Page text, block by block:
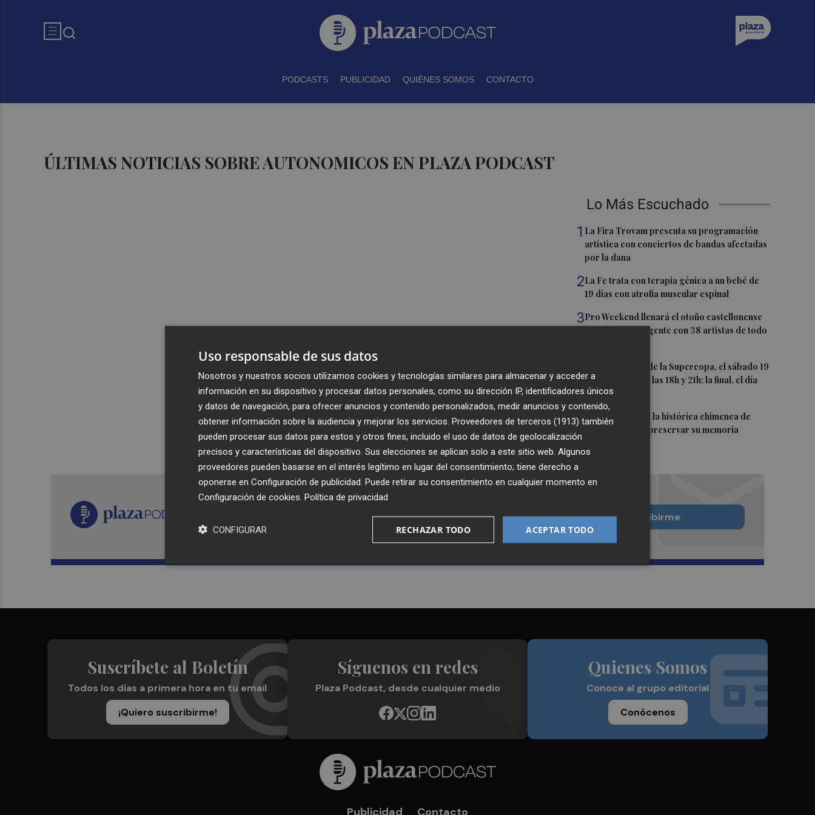
PODCASTS PUBLICIDAD QUIÉNES SOMOS CONTACTO
ÚLTIMAS NOTICIAS SOBRE AUTONOMICOS EN PLAZA PODCAST
Lo Más Escuchado
1 La Fira Trovam presenta su programación
artística con conciertos de bandas afectadas
por la dana
2La Fe trata con terapia génica a un bebé de
19 días con atrofia muscular espinal
3Pro Weekend llenará el otoño castellonense
de música emergente con 38 artistas de todo
Las semifinales de la Supercopa, el sábado 19
de septiembre a las 18h y 21h; la final, el día
20 a las 19h
5 Murcia restaura la histórica chimenea de
Algezares para preservar su memoria
Recibe toda la actualidad de
Plaza Podcast en tu correo
Quiero suscribirme
Suscríbete al Boletín
Todos los días a primera hora en tu email
¡Quiero suscribirme!
Síguenos en redes
Plaza Podcast, desde cualquier medio
Quienes Somos
Conoce al grupo editorial
Conócenos
Publicidad Contacto
Uso responsable de sus datos
Nosotros y nuestros socios utilizamos cookies y tecnologías similares para almacenar y acceder a
información en su dispositivo y procesar datos personales, como su dirección IP, identificadores únicos
y datos de navegación, para ofrecer anuncios y contenido personalizados, medir anuncios y contenido,
obtener información sobre la audiencia y mejorar los servicios. Proveedores de terceros (1913) también
pueden procesar sus datos para estos y otros fines, incluido el uso de datos de geolocalización
precisos y características del dispositivo. Sus elecciones se aplican solo a este sitio web. Algunos
proveedores pueden basarse en el interés legítimo en lugar del consentimiento; tiene derecho a
oponerse en Configuración de publicidad . Puede retirar su consentimiento en cualquier momento en
Configuración de cookies Política de privacidad
ACEPTAR TODO
RECHAZAR TODO
CONFIGURAR